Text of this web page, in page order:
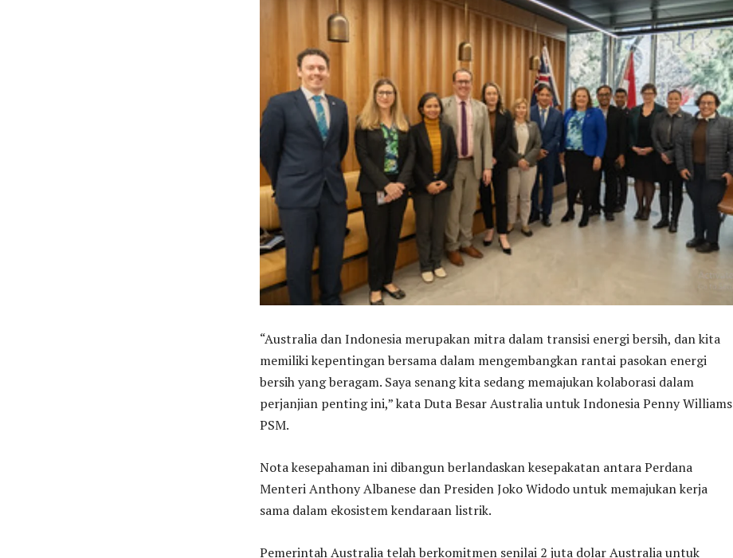
“Australia dan Indonesia merupakan mitra dalam transisi energi bersih, dan kita
memiliki kepentingan bersama dalam mengembangkan rantai pasokan energi
bersih yang beragam. Saya senang kita sedang memajukan kolaborasi dalam
perjanjian penting ini,” kata Duta Besar Australia untuk Indonesia Penny Williams
PSM.
Nota kesepahaman ini dibangun berlandaskan kesepakatan antara Perdana
Menteri Anthony Albanese dan Presiden Joko Widodo untuk memajukan kerja
sama dalam ekosistem kendaraan listrik.
Pemerintah Australia telah berkomitmen senilai 2 juta dolar Australia untuk